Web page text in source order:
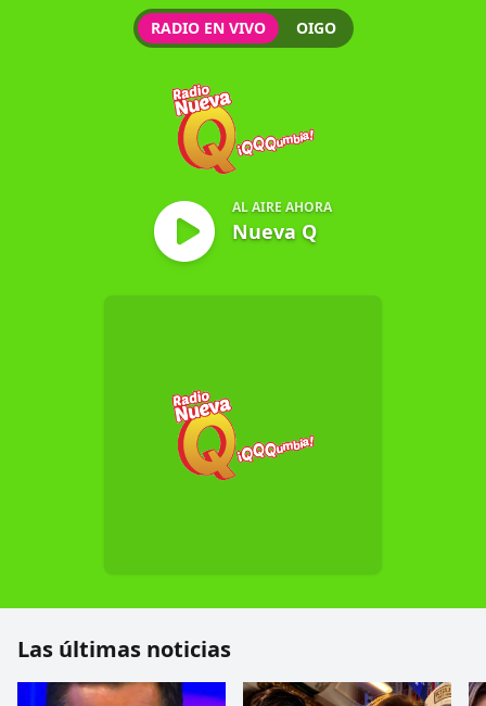
RADIO EN VIVO OIGO
Nueva Q AL AIRE AHORA
Nueva Q
Las últimas noticias